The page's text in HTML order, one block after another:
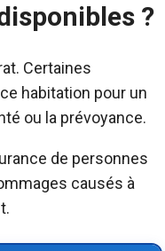
?
Certaines
habitation pour un
ou la prévoyance.
de personnes
causés à